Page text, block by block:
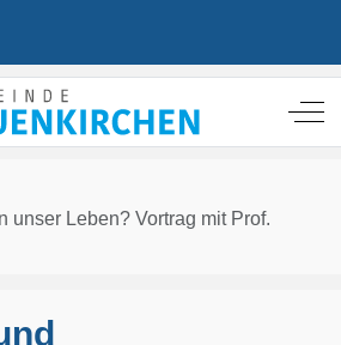
Off-
unser Leben? Vortrag mit Prof.